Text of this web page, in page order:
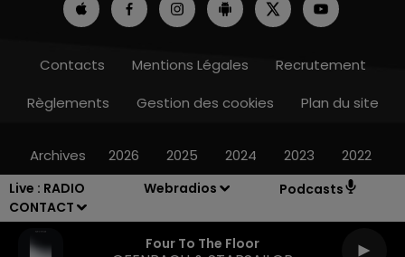
Live : RADIO
CONTACT
Webradios Podcasts
Four To The Floor
Contacts Mentions Légales
Recrutement
Règlements
Gestion des cookies Plan du site
Archives 2026 2025 2024 2023 2022